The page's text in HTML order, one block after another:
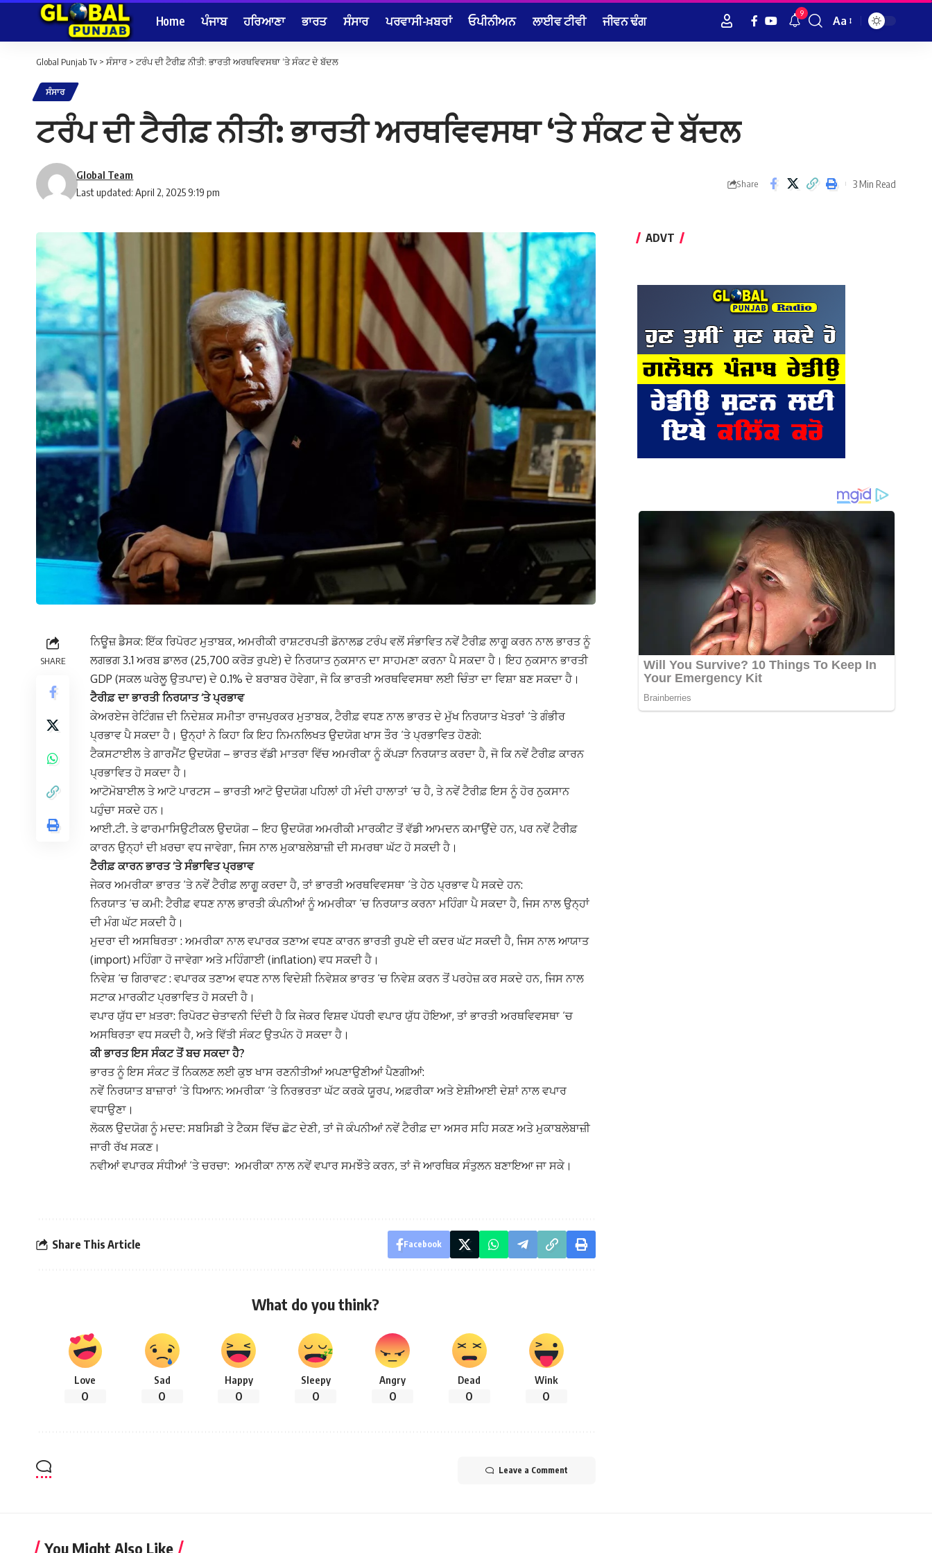
Home ਪੰਜਾਬ ਹਰਿਆਣਾ ਭਾਰਤ ਸੰਸਾਰ ਪਰਵਾਸੀ-ਖ਼ਬਰਾਂ ਓਪੀਨੀਅਨ ਲਾਈਵ ਟੀਵੀ ਜੀਵਨ ਢੰਗ 9
Font
Aa
Global Punjab Tv > ਸੰਸਾਰ> ਟਰੰਪ ਦੀ ਟੈਰੀਫ਼ ਨੀਤੀ: ਭਾਰਤੀ ਅਰਥਵਿਵਸਥਾ ‘ਤੇ ਸੰਕਟ ਦੇ ਬੱਦਲ
ਸੰਸਾਰ
ਟਰੰਪ ਦੀ ਟੈਰੀਫ਼ ਨੀਤੀ: ਭਾਰਤੀ ਅਰਥਵਿਵਸਥਾ ‘ਤੇ ਸੰਕਟ ਦੇ ਬੱਦਲ
Last updated: April 2, 2025 9:19 pm
Global Team
Share 3 Min Read
SHARE
ਨਿਊਜ਼ ਡੈਸਕ: ਇੱਕ ਰਿਪੋਰਟ ਮੁਤਾਬਕ, ਅਮਰੀਕੀ ਰਾਸ਼ਟਰਪਤੀ ਡੋਨਾਲਡ ਟਰੰਪ ਵਲੋਂ ਸੰਭਾਵਿਤ ਨਵੇਂ ਟੈਰੀਫ਼ ਲਾਗੂ ਕਰਨ ਨਾਲ ਭਾਰਤ ਨੂੰ
ਲਗਭਗ 3.1 ਅਰਬ ਡਾਲਰ (25,700 ਕਰੋੜ ਰੁਪਏ) ਦੇ ਨਿਰਯਾਤ ਨੁਕਸਾਨ ਦਾ ਸਾਹਮਣਾ ਕਰਨਾ ਪੈ ਸਕਦਾ ਹੈ। ਇਹ ਨੁਕਸਾਨ ਭਾਰਤੀ
GDP (ਸਕਲ ਘਰੇਲੂ ਉਤਪਾਦ) ਦੇ 0.1% ਦੇ ਬਰਾਬਰ ਹੋਵੇਗਾ, ਜੋ ਕਿ ਭਾਰਤੀ ਅਰਥਵਿਵਸਥਾ ਲਈ ਚਿੰਤਾ ਦਾ ਵਿਸ਼ਾ ਬਣ ਸਕਦਾ ਹੈ।
ਟੈਰੀਫ਼ ਦਾ ਭਾਰਤੀ ਨਿਰਯਾਤ ‘ਤੇ ਪ੍ਰਭਾਵ
ਕੇਅਰਏਜ ਰੇਟਿੰਗਜ਼ ਦੀ ਨਿਦੇਸ਼ਕ ਸਮੀਤਾ ਰਾਜਪੁਰਕਰ ਮੁਤਾਬਕ, ਟੈਰੀਫ਼ ਵਧਣ ਨਾਲ ਭਾਰਤ ਦੇ ਮੁੱਖ ਨਿਰਯਾਤ ਖੇਤਰਾਂ ‘ਤੇ ਗੰਭੀਰ
ਪ੍ਰਭਾਵ ਪੈ ਸਕਦਾ ਹੈ। ਉਨ੍ਹਾਂ ਨੇ ਕਿਹਾ ਕਿ ਇਹ ਨਿਮਨਲਿਖਤ ਉਦਯੋਗ ਖਾਸ ਤੌਰ ‘ਤੇ ਪ੍ਰਭਾਵਿਤ ਹੋਣਗੇ:
ਟੈਕਸਟਾਈਲ ਤੇ ਗਾਰਮੈਂਟ ਉਦਯੋਗ – ਭਾਰਤ ਵੱਡੀ ਮਾਤਰਾ ਵਿੱਚ ਅਮਰੀਕਾ ਨੂੰ ਕੱਪੜਾ ਨਿਰਯਾਤ ਕਰਦਾ ਹੈ, ਜੋ ਕਿ ਨਵੇਂ ਟੈਰੀਫ਼ ਕਾਰਨ
ਪ੍ਰਭਾਵਿਤ ਹੋ ਸਕਦਾ ਹੈ।
ਆਟੋਮੋਬਾਈਲ ਤੇ ਆਟੋ ਪਾਰਟਸ – ਭਾਰਤੀ ਆਟੋ ਉਦਯੋਗ ਪਹਿਲਾਂ ਹੀ ਮੰਦੀ ਹਾਲਾਤਾਂ ‘ਚ ਹੈ, ਤੇ ਨਵੇਂ ਟੈਰੀਫ਼ ਇਸ ਨੂੰ ਹੋਰ ਨੁਕਸਾਨ
ਪਹੁੰਚਾ ਸਕਦੇ ਹਨ।
ਆਈ.ਟੀ. ਤੇ ਫਾਰਮਾਸਿਉਟੀਕਲ ਉਦਯੋਗ – ਇਹ ਉਦਯੋਗ ਅਮਰੀਕੀ ਮਾਰਕੀਟ ਤੋਂ ਵੱਡੀ ਆਮਦਨ ਕਮਾਉਂਦੇ ਹਨ, ਪਰ ਨਵੇਂ ਟੈਰੀਫ਼
ਕਾਰਨ ਉਨ੍ਹਾਂ ਦੀ ਖ਼ਰਚਾ ਵਧ ਜਾਵੇਗਾ, ਜਿਸ ਨਾਲ ਮੁਕਾਬਲੇਬਾਜ਼ੀ ਦੀ ਸਮਰਥਾ ਘੱਟ ਹੋ ਸਕਦੀ ਹੈ।
ਟੈਰੀਫ਼ ਕਾਰਨ ਭਾਰਤ ‘ਤੇ ਸੰਭਾਵਿਤ ਪ੍ਰਭਾਵ
ਜੇਕਰ ਅਮਰੀਕਾ ਭਾਰਤ ‘ਤੇ ਨਵੇਂ ਟੈਰੀਫ਼ ਲਾਗੂ ਕਰਦਾ ਹੈ, ਤਾਂ ਭਾਰਤੀ ਅਰਥਵਿਵਸਥਾ ‘ਤੇ ਹੇਠ ਪ੍ਰਭਾਵ ਪੈ ਸਕਦੇ ਹਨ:
ਨਿਰਯਾਤ ‘ਚ ਕਮੀ: ਟੈਰੀਫ਼ ਵਧਣ ਨਾਲ ਭਾਰਤੀ ਕੰਪਨੀਆਂ ਨੂੰ ਅਮਰੀਕਾ ‘ਚ ਨਿਰਯਾਤ ਕਰਨਾ ਮਹਿੰਗਾ ਪੈ ਸਕਦਾ ਹੈ, ਜਿਸ ਨਾਲ ਉਨ੍ਹਾਂ
ਦੀ ਮੰਗ ਘੱਟ ਸਕਦੀ ਹੈ।
ਮੁਦਰਾ ਦੀ ਅਸਥਿਰਤਾ : ਅਮਰੀਕਾ ਨਾਲ ਵਪਾਰਕ ਤਣਾਅ ਵਧਣ ਕਾਰਨ ਭਾਰਤੀ ਰੁਪਏ ਦੀ ਕਦਰ ਘੱਟ ਸਕਦੀ ਹੈ, ਜਿਸ ਨਾਲ ਆਯਾਤ
(import) ਮਹਿੰਗਾ ਹੋ ਜਾਵੇਗਾ ਅਤੇ ਮਹਿੰਗਾਈ (inflation) ਵਧ ਸਕਦੀ ਹੈ।
ਨਿਵੇਸ਼ ‘ਚ ਗਿਰਾਵਟ : ਵਪਾਰਕ ਤਣਾਅ ਵਧਣ ਨਾਲ ਵਿਦੇਸ਼ੀ ਨਿਵੇਸ਼ਕ ਭਾਰਤ ‘ਚ ਨਿਵੇਸ਼ ਕਰਨ ਤੋਂ ਪਰਹੇਜ਼ ਕਰ ਸਕਦੇ ਹਨ, ਜਿਸ ਨਾਲ
ਸਟਾਕ ਮਾਰਕੀਟ ਪ੍ਰਭਾਵਿਤ ਹੋ ਸਕਦੀ ਹੈ।
ਵਪਾਰ ਯੁੱਧ ਦਾ ਖ਼ਤਰਾ: ਰਿਪੋਰਟ ਚੇਤਾਵਨੀ ਦਿੰਦੀ ਹੈ ਕਿ ਜੇਕਰ ਵਿਸ਼ਵ ਪੱਧਰੀ ਵਪਾਰ ਯੁੱਧ ਹੋਇਆ, ਤਾਂ ਭਾਰਤੀ ਅਰਥਵਿਵਸਥਾ ‘ਚ
ਅਸਥਿਰਤਾ ਵਧ ਸਕਦੀ ਹੈ, ਅਤੇ ਵਿੱਤੀ ਸੰਕਟ ਉਤਪੰਨ ਹੋ ਸਕਦਾ ਹੈ।
ਕੀ ਭਾਰਤ ਇਸ ਸੰਕਟ ਤੋਂ ਬਚ ਸਕਦਾ ਹੈ?
ਭਾਰਤ ਨੂੰ ਇਸ ਸੰਕਟ ਤੋਂ ਨਿਕਲਣ ਲਈ ਕੁਝ ਖਾਸ ਰਣਨੀਤੀਆਂ ਅਪਣਾਉਣੀਆਂ ਪੈਣਗੀਆਂ:
ਨਵੇਂ ਨਿਰਯਾਤ ਬਾਜ਼ਾਰਾਂ ‘ਤੇ ਧਿਆਨ: ਅਮਰੀਕਾ ‘ਤੇ ਨਿਰਭਰਤਾ ਘੱਟ ਕਰਕੇ ਯੂਰਪ, ਅਫ਼ਰੀਕਾ ਅਤੇ ਏਸ਼ੀਆਈ ਦੇਸ਼ਾਂ ਨਾਲ ਵਪਾਰ
ਵਧਾਉਣਾ।
ਲੋਕਲ ਉਦਯੋਗ ਨੂੰ ਮਦਦ: ਸਬਸਿਡੀ ਤੇ ਟੈਕਸ ਵਿੱਚ ਛੋਟ ਦੇਣੀ, ਤਾਂ ਜੋ ਕੰਪਨੀਆਂ ਨਵੇਂ ਟੈਰੀਫ਼ ਦਾ ਅਸਰ ਸਹਿ ਸਕਣ ਅਤੇ ਮੁਕਾਬਲੇਬਾਜ਼ੀ
ਜਾਰੀ ਰੱਖ ਸਕਣ।
ਨਵੀਆਂ ਵਪਾਰਕ ਸੰਧੀਆਂ ‘ਤੇ ਚਰਚਾ: ਅਮਰੀਕਾ ਨਾਲ ਨਵੇਂ ਵਪਾਰ ਸਮਝੌਤੇ ਕਰਨ, ਤਾਂ ਜੋ ਆਰਥਿਕ ਸੰਤੁਲਨ ਬਣਾਇਆ ਜਾ ਸਕੇ।
Share This Article Facebook
What do you think?
Love
0
Sad
0
Happy
0
Sleepy
0
Angry
0
Dead
0
Wink
0
Leave a Comment
ADVT
You Might Also Like